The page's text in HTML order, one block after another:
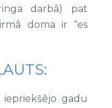
darbā) pat
doma ir “es
iepriekšējo gadu